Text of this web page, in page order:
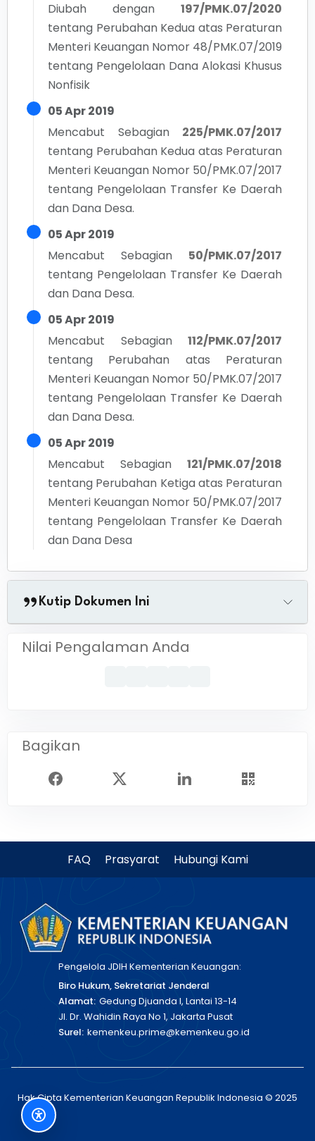
Diubah dengan
197/PMK.07/2020
tentang Perubahan Kedua atas Peraturan
Menteri Keuangan Nomor 48/PMK.07/2019
tentang Pengelolaan Dana Alokasi Khusus
Nonfisik
05 Apr 2019
Mencabut Sebagian 225/PMK.07/2017
tentang Perubahan Kedua atas Peraturan
Menteri Keuangan Nomor 50/PMK.07/2017
tentang Pengelolaan Transfer Ke Daerah
dan Dana Desa.
05 Apr 2019
Mencabut Sebagian 50/PMK.07/2017
tentang Pengelolaan Transfer Ke Daerah
dan Dana Desa.
05 Apr 2019
Mencabut Sebagian 112/PMK.07/2017
tentang Perubahan atas Peraturan
Menteri Keuangan Nomor 50/PMK.07/2017
tentang Pengelolaan Transfer Ke Daerah
dan Dana Desa.
05 Apr 2019
Mencabut Sebagian 121/PMK.07/2018
tentang Perubahan Ketiga atas Peraturan
Menteri Keuangan Nomor 50/PMK.07/2017
tentang Pengelolaan Transfer Ke Daerah
dan Dana Desa
Kutip Dokumen Ini
Nilai Pengalaman Anda
Bagikan
FAQ Prasyarat Hubungi Kami
Pengelola JDIH Kementerian Keuangan:
Biro Hukum, Sekretariat Jenderal
Alamat: Gedung Djuanda I, Lantai 13-14
Jl. Dr. Wahidin Raya No 1, Jakarta Pusat
Surel: kemenkeu.prime@kemenkeu.go.id
Hak Cipta Kementerian Keuangan Republik Indonesia © 2025